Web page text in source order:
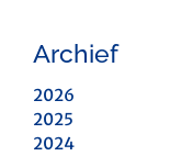
Archief
2026
2025
2024